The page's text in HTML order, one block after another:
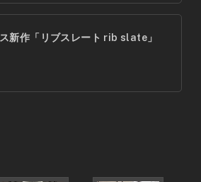
新作「リブスレート rib slate」